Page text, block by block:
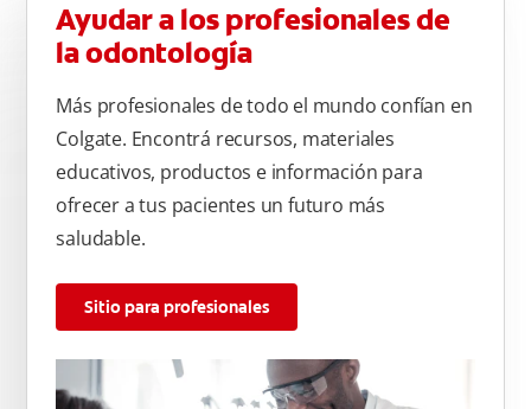
Ayudar a los profesionales de
la odontología
Más profesionales de todo el mundo confían en
Colgate. Encontrá recursos, materiales
educativos, productos e información para
ofrecer a tus pacientes un futuro más
saludable.
Sitio para profesionales